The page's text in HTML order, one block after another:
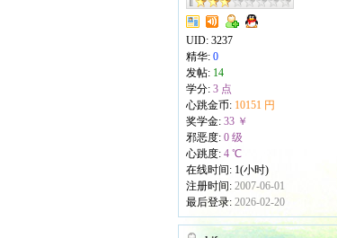
UID: 3237
精华: 0
发帖: 14
学分: 3 点
心跳金币: 10151 円
奖学金: 33 ￥
邪恶度: 0 级
心跳度: 4 ℃
在线时间: 1(小时)
注册时间: 2007-06-01
最后登录: 2026-02-20